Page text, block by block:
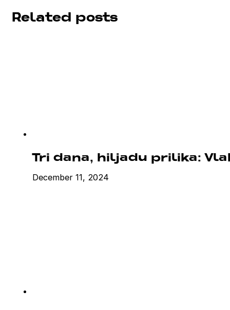
Related posts
Tri dana, hiljadu prilika:
December 11, 2024